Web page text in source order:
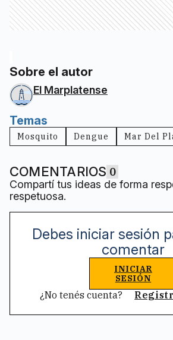
Sobre el autor
El Marplatense
Temas
Mosquito Dengue Mar Del
COMENTARIOS 0
Compartí tus ideas de forma
respetuosa.
Debes iniciar sesión
comentar
INICIAR
SESIÓN
¿No tenés cuenta?